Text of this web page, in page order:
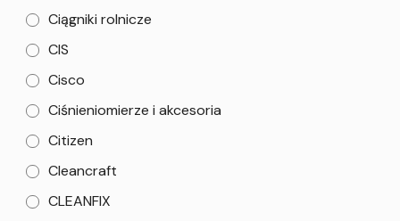
Ciągniki rolnicze
CIS
Cisco
Ciśnieniomierze i akcesoria
Citizen
Cleancraft
CLEANFIX